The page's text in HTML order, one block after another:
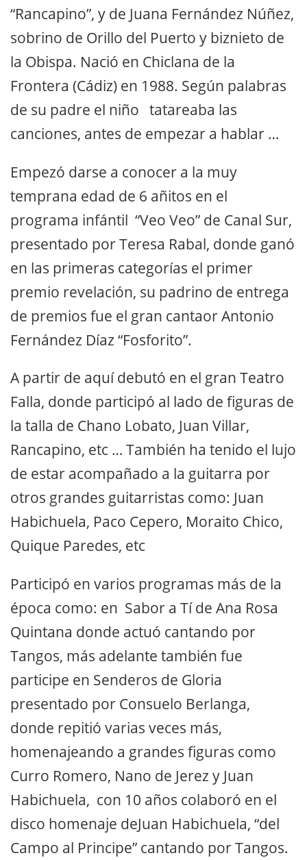
“Rancapino”, y de Juana Fernández Núñez,
sobrino de Orillo del Puerto y biznieto de
la Obispa. Nació en Chiclana de la
Frontera (Cádiz) en 1988. Según palabras
de su padre el niño tatareaba las
canciones, antes de empezar a hablar …
Empezó darse a conocer a la muy
temprana edad de 6 añitos en el
programa infántil “Veo Veo” de Canal Sur,
presentado por Teresa Rabal, donde ganó
en las primeras categorías el primer
premio revelación, su padrino de entrega
de premios fue el gran cantaor Antonio
Fernández Díaz “Fosforito”.
A partir de aquí debutó en el gran Teatro
Falla, donde participó al lado de figuras de
la talla de Chano Lobato, Juan Villar,
Rancapino, etc … También ha tenido el lujo
de estar acompañado a la guitarra por
otros grandes guitarristas como: Juan
Habichuela, Paco Cepero, Moraito Chico,
Quique Paredes, etc
Participó en varios programas más de la
época como: en Sabor a Tí de Ana Rosa
Quintana donde actuó cantando por
Tangos, más adelante también fue
participe en Senderos de Gloria
presentado por Consuelo Berlanga,
donde repitió varias veces más,
homenajeando a grandes figuras como
Curro Romero, Nano de Jerez y Juan
Habichuela, con 10 años colaboró en el
disco homenaje deJuan Habichuela, “del
Campo al Principe” cantando por Tangos.